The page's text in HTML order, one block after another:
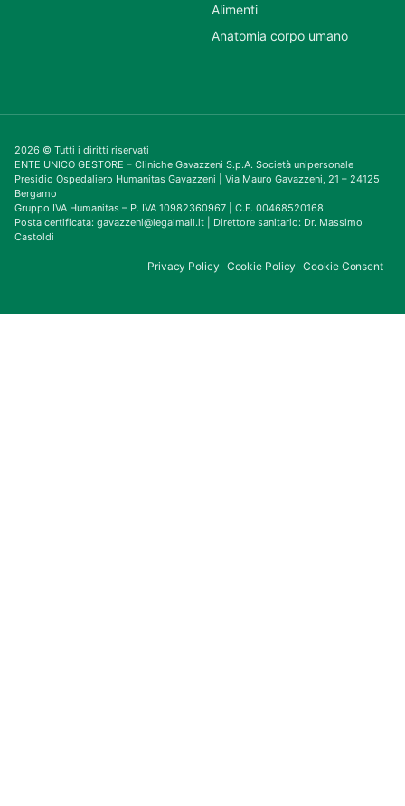
Alimenti
Anatomia corpo umano
2026 © Tutti i diritti riservati
ENTE UNICO GESTORE – Cliniche Gavazzeni S.p.A. Società unipersonale
Presidio Ospedaliero Humanitas Gavazzeni | Via Mauro Gavazzeni, 21 – 24125
Bergamo
Gruppo IVA Humanitas – P. IVA 10982360967 | C.F. 00468520168
Posta certificata: gavazzeni@legalmail.it | Direttore sanitario: Dr. Massimo
Castoldi
Privacy Policy Cookie Policy Cookie Consent